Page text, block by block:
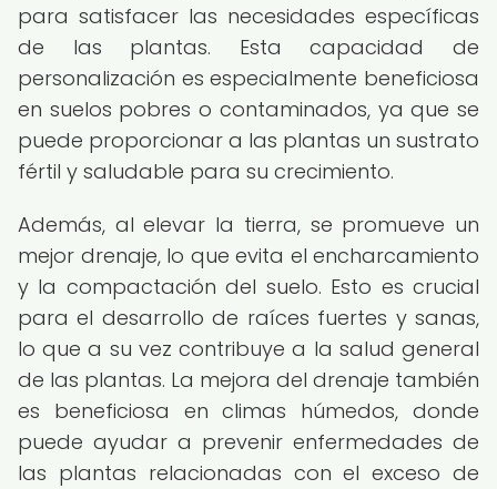
para satisfacer las necesidades específicas
de las plantas. Esta capacidad de
personalización es especialmente beneficiosa
en suelos pobres o contaminados, ya que se
puede proporcionar a las plantas un sustrato
fértil y saludable para su crecimiento.
Además, al elevar la tierra, se promueve un
mejor drenaje, lo que evita el encharcamiento
y la compactación del suelo. Esto es crucial
para el desarrollo de raíces fuertes y sanas,
lo que a su vez contribuye a la salud general
de las plantas. La mejora del drenaje también
es beneficiosa en climas húmedos, donde
puede ayudar a prevenir enfermedades de
las plantas relacionadas con el exceso de